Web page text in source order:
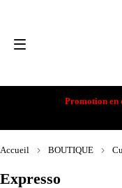
Promotion en
Expresso
Accueil BOUTIQUE